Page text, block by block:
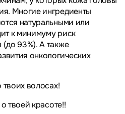
Многие ингредиенты
натуральными или
к минимуму риск
93%). А также
онкологических
волосах!
твоей красоте!!